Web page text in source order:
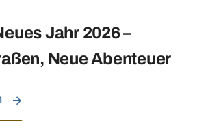
Jahr 2026 –
Neue Abenteuer